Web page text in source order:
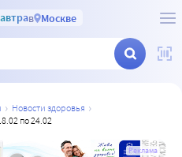
в Москве
новости здоровья
по 24.02
Реклама